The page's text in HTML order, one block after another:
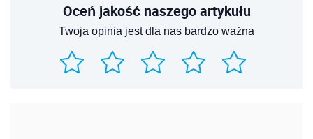
Oceń jakość naszego artykułu
Twoja opinia jest dla nas bardzo ważna